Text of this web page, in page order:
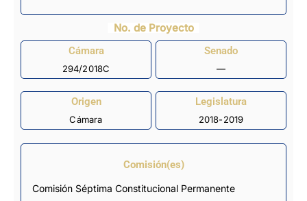
No. de Proyecto
Cámara
294/2018C
Senado
—
Origen
Cámara
Legislatura
2018-2019
Comisión(es)
Comisión Séptima Constitucional Permanente